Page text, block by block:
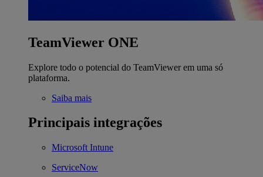
TeamViewer ONE
Explore todo o potencial do TeamViewer em uma só
plataforma.
Saiba mais
Principais integrações
Microsoft Intune
ServiceNow